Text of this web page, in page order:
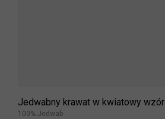
Jedwabny krawat w kwiatowy wzór
100% Jedwab